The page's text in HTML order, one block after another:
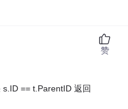
== t.ParentID 返回
赞